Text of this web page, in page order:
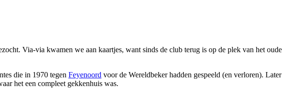
Via-via kwamen we aan kaartjes, want sinds de club terug is op de plek van het oude
die in 1970 tegen Feyenoord voor de Wereldbeker hadden gespeeld (en verloren). Later
het een compleet gekkenhuis was.